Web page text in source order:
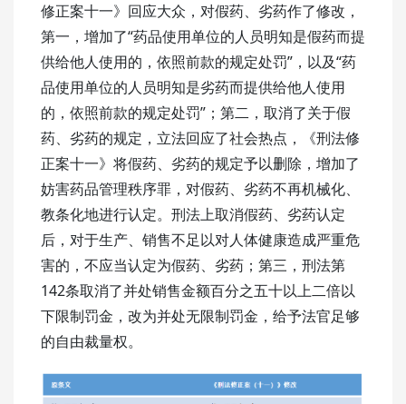
修正案十一》回应大众，对假药、劣药作了修改，
第一，增加了“药品使用单位的人员明知是假药而提
供给他人使用的，依照前款的规定处罚”，以及“药
品使用单位的人员明知是劣药而提供给他人使用
的，依照前款的规定处罚”；第二，取消了关于假
药、劣药的规定，立法回应了社会热点，《刑法修
正案十一》将假药、劣药的规定予以删除，增加了
妨害药品管理秩序罪，对假药、劣药不再机械化、
教条化地进行认定。刑法上取消假药、劣药认定
后，对于生产、销售不足以对人体健康造成严重危
害的，不应当认定为假药、劣药；第三，刑法第
142条取消了并处销售金额百分之五十以上二倍以
下限制罚金，改为并处无限制罚金，给予法官足够
的自由裁量权。